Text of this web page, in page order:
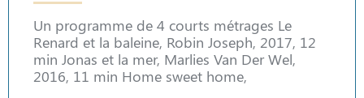
Un programme de 4 courts métrages Le
Renard et la baleine, Robin Joseph, 2017, 12
min Jonas et la mer, Marlies Van Der Wel,
2016, 11 min Home sweet home,